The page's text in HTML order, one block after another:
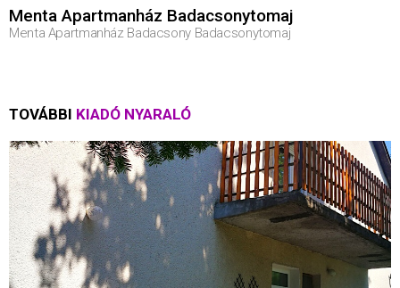
Menta Apartmanház Badacsonytomaj
Menta Apartmanház Badacsony Badacsonytomaj
TOVÁBBI KIADÓ NYARALÓ